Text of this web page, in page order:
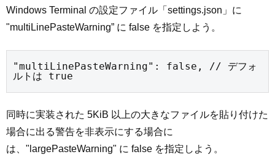
Windows Terminal の設定ファイル「settings.json」に
"multiLinePasteWarning” に false を指定しよう。
"multiLinePasteWarning": false, // デフォ
ルトは true
同時に実装された 5KiB 以上の大きなファイルを貼り付けた
場合に出る警告を非表示にする場合に
は、"largePasteWarning" に false を指定しよう。